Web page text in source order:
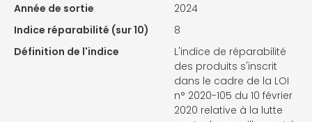
Année de sortie
2024
Indice réparabilité (sur 10)
8
Définition de l'indice
L'indice de réparabilité
des produits s'inscrit
dans le cadre de la LOI
n° 2020-105 du 10 février
2020 relative à la lutte